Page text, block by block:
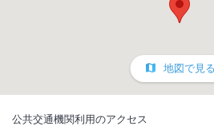
地図で見る
公共交通機関利用のアクセス